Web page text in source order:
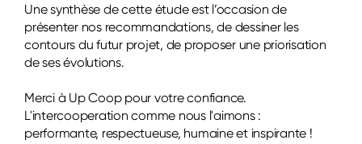
Une synthèse de cette étude est l’occasion de
présenter nos recommandations, de dessiner les
contours du futur projet, de proposer une priorisation
de ses évolutions.
Merci à Up Coop pour votre confiance.
L'intercooperation comme nous l'aimons :
performante, respectueuse, humaine et inspirante !